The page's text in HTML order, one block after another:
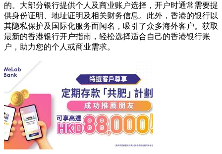
的。大部分银行提供个人及商业账户选择，开户时通常需要提
供身份证明、地址证明及相关财务信息。此外，香港的银行以
其隐私保护及国际化服务而闻名，吸引了众多海外客户。获取
最新的香港银行开户指南，轻松选择适合自己的香港银行账
户，助力您的个人或商业需求。